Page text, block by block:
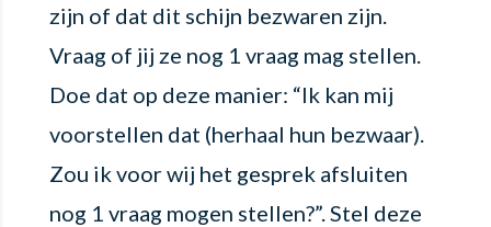
zijn of dat dit schijn bezwaren zijn.
Vraag of jij ze nog 1 vraag mag stellen.
Doe dat op deze manier: “Ik kan mij
voorstellen dat (herhaal hun bezwaar).
Zou ik voor wij het gesprek afsluiten
nog 1 vraag mogen stellen?”. Stel deze